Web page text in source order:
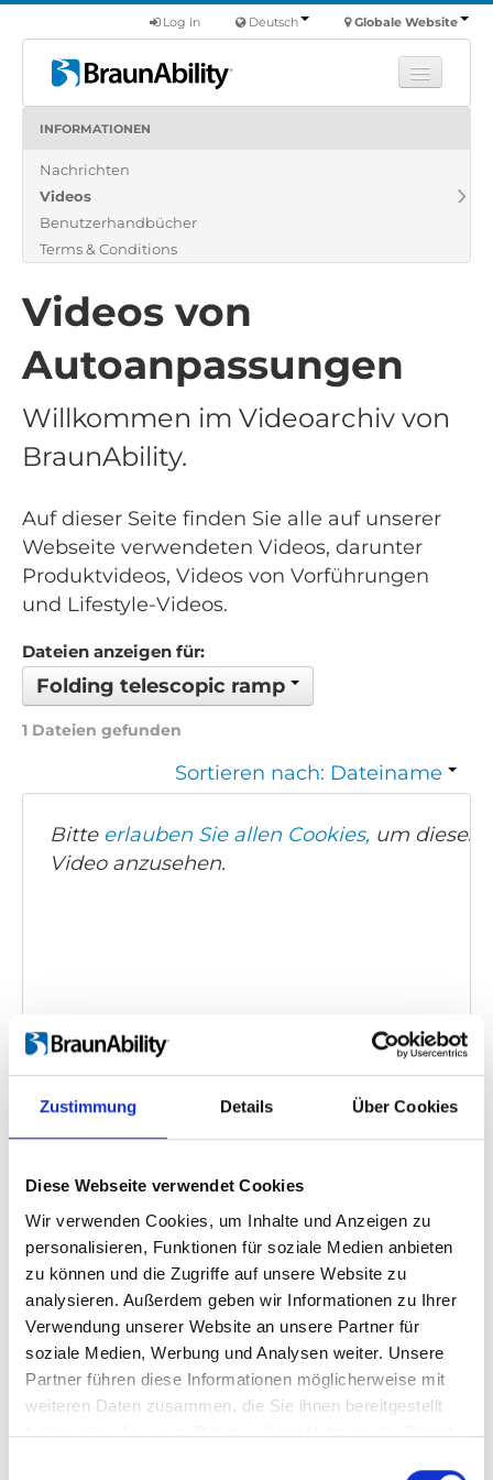
Zustimmung Details Über Cookies
Diese Webseite verwendet Cookies
Wir verwenden Cookies, um Inhalte und Anzeigen zu
personalisieren, Funktionen für soziale Medien anbieten
zu können und die Zugriffe auf unsere Website zu
analysieren. Außerdem geben wir Informationen zu Ihrer
Verwendung unserer Website an unsere Partner für
soziale Medien, Werbung und Analysen weiter. Unsere
Partner führen diese Informationen möglicherweise mit
weiteren Daten zusammen, die Sie ihnen bereitgestellt
haben oder die sie im Rahmen Ihrer Nutzung der Dienste
Globale Website
Deutsch
Log in
Produkte
Über uns
Finde einen Händler
INFORMATIONEN
Nachrichten
Videos
Benutzerhandbücher
Terms & Conditions
Videos von
Autoanpassungen
Willkommen im Videoarchiv von
BraunAbility.
Auf dieser Seite finden Sie alle auf unserer
Webseite verwendeten Videos, darunter
Produktvideos, Videos von Vorführungen
und Lifestyle-Videos.
Dateien anzeigen für:
Folding telescopic ramp
1 Dateien gefunden
Sortieren nach: Dateiname
Bitte erlauben Sie allen Cookies, um dieses
Video anzusehen.
FEAL Portable Ramps
Videosprache:
telescopic ramp, Telescopic ramp, Product video
Zurück 1 Weiter
Suchen Sie etwas Bestimmtes?
Wenn Sie nach einem Video zu einem bestimmten Produkt
Menü auf der linken Seite auswählen. Bitte beachten Sie, dass es